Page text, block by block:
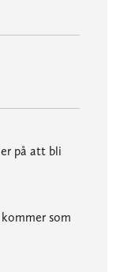
på att bli
som